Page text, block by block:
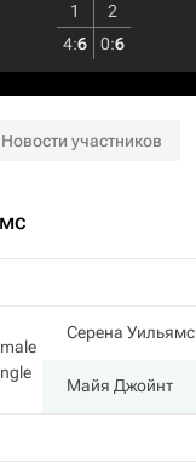
1
2
4:6 0:6
Новости участников
Серена Уильямс
Майя Джойнт